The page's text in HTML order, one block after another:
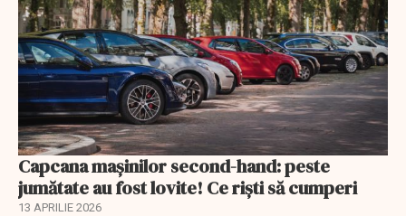
Capcana mașinilor second-hand: peste
jumătate au fost lovite! Ce riști să cumperi
13 APRILIE 2026